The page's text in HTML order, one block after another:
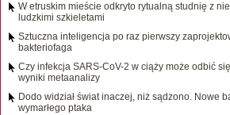
W etruskim mieście odkryto rytualną studnię z
ludzkimi szkieletami
Sztuczna inteligencja po raz pierwszy
bakteriofaga
Czy infekcja SARS-CoV-2 w ciąży może odbić
wyniki metaanalizy
Dodo widział świat inaczej, niż sądzono. Nowe
wymarłego ptaka